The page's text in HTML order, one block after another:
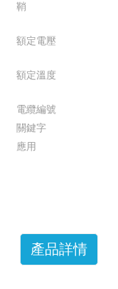
鞘
額定電壓
額定溫度
電纜編號
關鍵字
應用
產品詳情